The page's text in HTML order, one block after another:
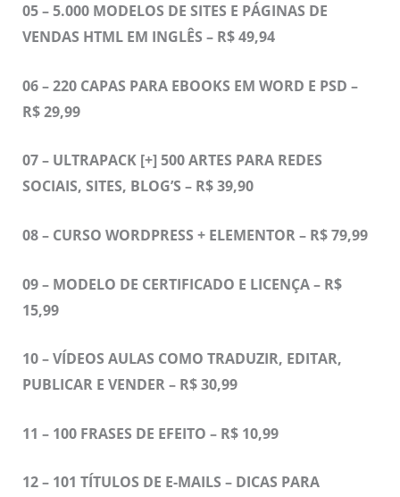
05 – 5.000 MODELOS DE SITES E PÁGINAS DE
VENDAS HTML EM INGLÊS – R$ 49,94
06 – 220 CAPAS PARA EBOOKS EM WORD E PSD –
R$ 29,99
07 – ULTRAPACK [+] 500 ARTES PARA REDES
SOCIAIS, SITES, BLOG’S – R$ 39,90
08 – CURSO WORDPRESS + ELEMENTOR – R$ 79,99
09 – MODELO DE CERTIFICADO E LICENÇA – R$
15,99
10 – VÍDEOS AULAS COMO TRADUZIR, EDITAR,
PUBLICAR E VENDER – R$ 30,99
11 – 100 FRASES DE EFEITO – R$ 10,99
12 – 101 TÍTULOS DE E-MAILS – DICAS PARA